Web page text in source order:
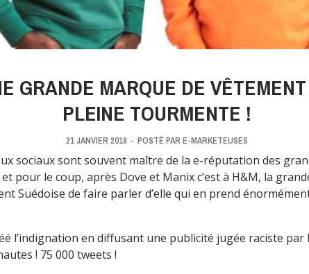
GRANDE MARQUE DE
PLEINE TOURMENTE !
21 JANVIER 2018 - POSTÉ PAR E-MARKETEUSES
sociaux sont souvent maître de la e-réputation des
pour le coup, après Dove et Manix c’est à H&M, la
Suédoise de faire parler d’elle qui en prend
l’indignation en diffusant une publicité jugée raciste
! 75 000 tweets !